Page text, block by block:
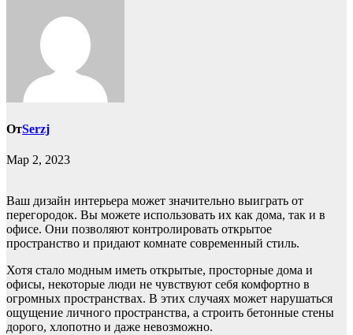
ОтSerzj
Мар 2, 2023
Ваш дизайн интерьера может значительно выиграть от
перегородок. Вы можете использовать их как дома, так и в
офисе. Они позволяют контролировать открытое
пространство и придают комнате современный стиль.
Хотя стало модным иметь открытые, просторные дома и
офисы, некоторые люди не чувствуют себя комфортно в
огромных пространствах. В этих случаях может нарушаться
ощущение личного пространства, а строить бетонные стены
дорого, хлопотно и даже невозможно.